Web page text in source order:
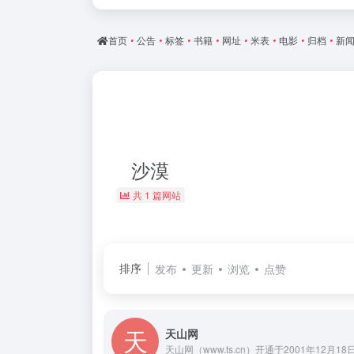
首页 • 公告 • 标签 • 书籍 • 网址 • 米表 • 电影 • 归档 • 新闻
沙漠
共 1 篇网站
排序 发布 更新 浏览 点赞
天山网